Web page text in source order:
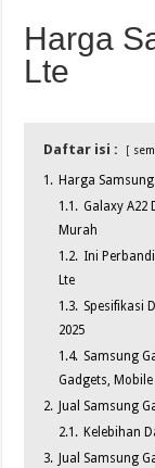
Harga
Lte
Daftar isi :
1. Harga
1.1. Galaxy A22
Murah
1.2. Ini
Lte
1.3. Spesifikasi
2025
1.4. Samsung
Gadgets,
2. Jual Samsung
2.1. Kelebihan
3. Jual Samsung